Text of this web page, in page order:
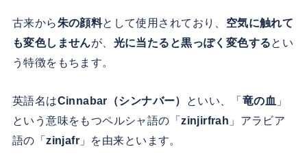
古来から朱の顔料として使用されており、 空気に触れて
も変色しませんが、 光に当たると黒っぽく変色するとい
う特徴をもちます。
英語名はCinnabar（シンナバー） といい、「竜の血 」
という意味をもつペルシャ語の「zinjirfrah 」アラビア
語の「zinjafr 」を由来といます。